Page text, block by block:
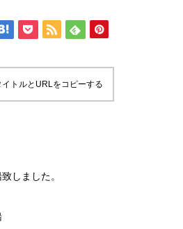
イトルとURLをコピーする
しました。